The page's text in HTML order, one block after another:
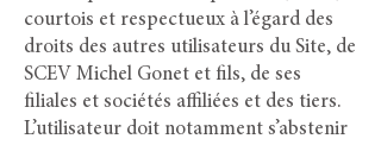
courtois et respectueux à l’égard des
droits des autres utilisateurs du Site, de
SCEV Michel Gonet et fils, de ses
filiales et sociétés affiliées et des tiers.
L’utilisateur doit notamment s’abstenir